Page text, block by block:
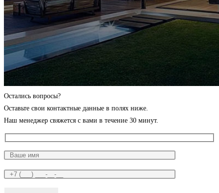
Остались вопросы?
Оставьте свои контактные данные в полях ниже.
Наш менеджер свяжется с вами в течение 30 минут.